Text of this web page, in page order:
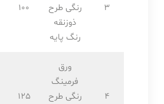
3
رنگی طرح
ذوزنقه
رنگ پایه
100
4
ورق
فرمینگ
رنگی طرح
125